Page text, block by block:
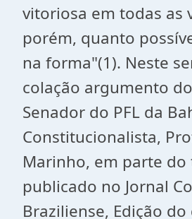
vitoriosa em todas as
porém, quanto
na forma"(1). Neste
colação argumento
Senador do PFL da
Constitucionalista,
Marinho, em parte do
publicado no Jornal
Braziliense, Edição do